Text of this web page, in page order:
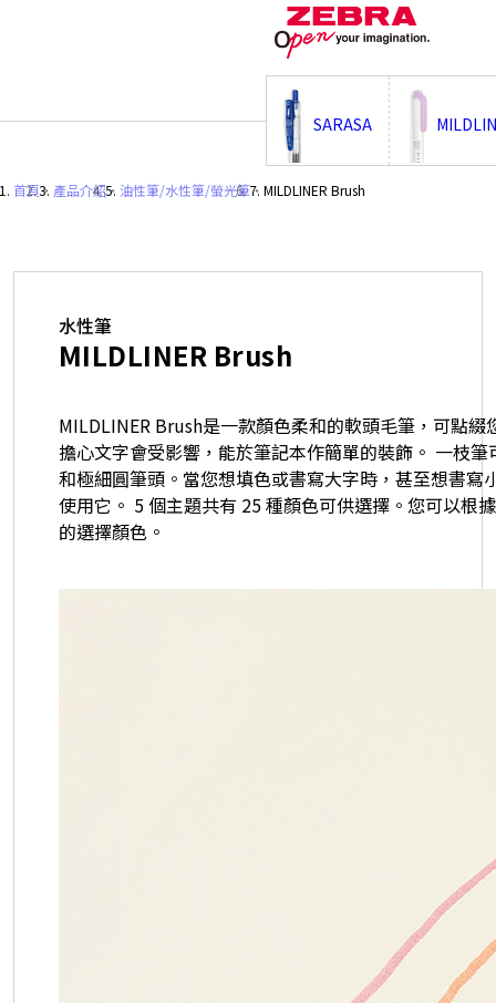
SARASA
首頁・ 產品介紹・ 油性筆/水性筆/螢光筆・ MILDLINER Brush
水性筆
MILDLINER Brush
MILDLINER Brush是一款顏色柔和的軟頭毛筆，可點綴
擔心文字會受影響，能於筆記本作簡單的裝飾。 一枝
和極細圓筆頭。當您想填色或書寫大字時，甚至想書寫
使用它。 5 個主題共有 25 種顏色可供選擇。您可以根
的選擇顏色。